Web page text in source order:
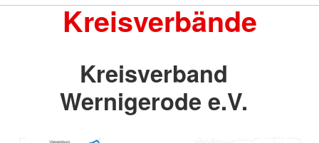
Kreisverbände
Kreisverband
Wernigerode e.V.